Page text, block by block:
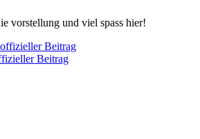
vorstellung und viel spass hier!
Beitrag
Beitrag